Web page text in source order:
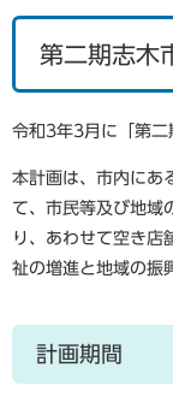
第二期志木
令和3年3月に「第二
本計画は、市内にあ
て、市民等及び地域
り、あわせて空き店
祉の増進と地域の振
計画期間